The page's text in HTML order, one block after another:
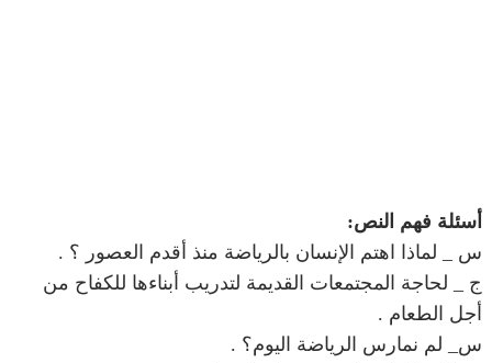
أسئلة فهم النص:
س _ لماذا اهتم الإنسان بالرياضة منذ أقدم العصور ؟ .
ج _ لحاجة المجتمعات القديمة لتدريب أبناءها للكفاح من
أجل الطعام .
س_ لم نمارس الرياضة اليوم؟ .